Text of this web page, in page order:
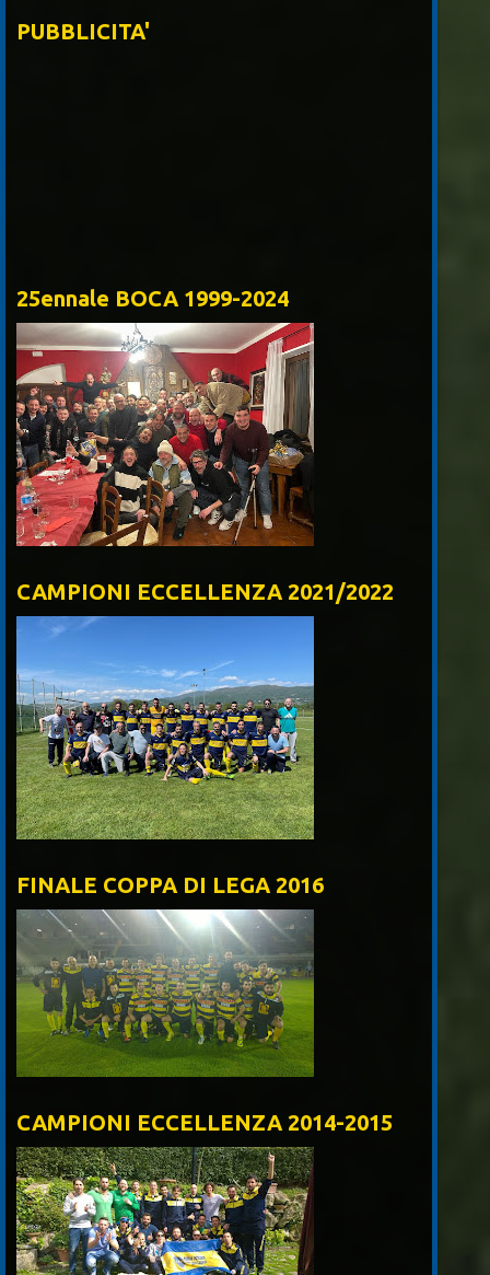
PUBBLICITA'
25ennale BOCA 1999-2024
CAMPIONI ECCELLENZA 2021/2022
FINALE COPPA DI LEGA 2016
CAMPIONI ECCELLENZA 2014-2015